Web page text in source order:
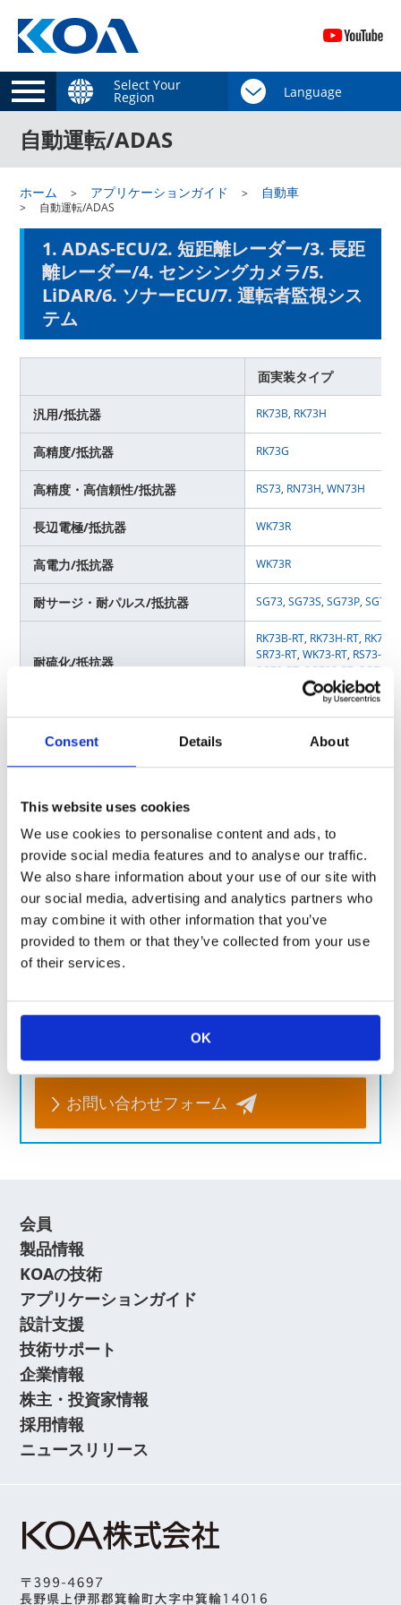
Consent Details About
This website uses cookies
We use cookies to personalise content and ads, to
provide social media features and to analyse our traffic.
We also share information about your use of our site with
our social media, advertising and analytics partners who
may combine it with other information that you’ve
provided to them or that they’ve collected from your use
of their services.
OK
Select Your
Region
自動運転/ADAS
ホーム アプリケーションガイド 自動車
自動運転/ADAS
1. ADAS-ECU/2. 短距離レーダー/3. 長距
離レーダー/4. センシングカメラ/5.
LiDAR/6. ソナーECU/7. 運転者監視シス
テム
面実装タイプ
汎用/抵抗器 RK73B, RK73H
高精度/抵抗器 RK73G
高精度・高信頼性/抵抗器 RS73, RN73H,WN73H
長辺電極/抵抗器 WK73R
高電力/抵抗器 WK73R
耐サージ・耐パルス/抵抗器 SG73,SG73S,SG73P,SG73G
耐硫化/抵抗器
RK73B-RT, RK73H-RT,
SR73-RT,WK73-RT, RS73-RT
SG73-RT SG73S-RT SG73P-
RK73B-KT,RK73H-KT,
UR73V,SR73,WK73S,WU73
TLR（高電力）,TLRH
温度測定･温度補償/温度センサ
ジャンパー/ジャンパー RK73Z
製品のお問い合わせはこちら
お客様の課題に合わせてご提案します。お気軽にご相談く
よくあるご質問
お問い合わせフォーム
会員
製品情報
KOAの技術
アプリケーションガイド
設計支援
技術サポート
企業情報
株主・投資家情報
採用情報
ニュースリリース